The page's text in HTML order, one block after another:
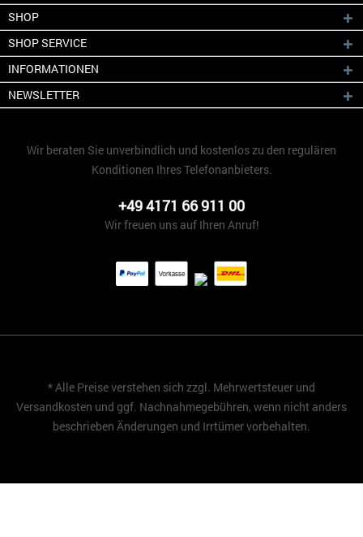
SHOP
SHOP SERVICE
INFORMATIONEN
NEWSLETTER
Wir beraten Sie unverbindlich und kostenlos zu den regulären
Konditionen Ihres Telefonanbieters.
+49 4171 66 911 00
Wir freuen uns auf Ihren Anruf!
* Alle Preise verstehen sich zzgl. Mehrwertsteuer und
Versandkosten und ggf. Nachnahmegebühren, wenn nicht anders
beschrieben Änderungen und Irrtümer vorbehalten.